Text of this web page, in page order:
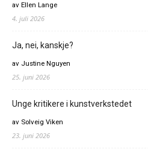
av Ellen Lange
4. juli 2026
Ja, nei, kanskje?
av Justine Nguyen
25. juni 2026
Unge kritikere i kunstverkstedet
av Solveig Viken
23. juni 2026